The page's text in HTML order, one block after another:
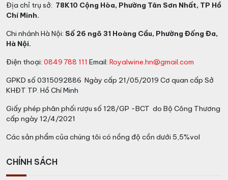
Địa chỉ trụ sở: 78K10 Cộng Hòa, Phường Tân Sơn Nhất, TP Hồ
Chí Minh.
Chi nhánh Hà Nội: Số 26 ngõ 31 Hoàng Cầu, Phường Đống Đa,
Hà Nội.
Điện thoại: 0849 788 111 Email: Royalwine.hn@gmail.com
GPKD số 0315092886 Ngày cấp 21/05/2019 Cơ quan cấp Sở
KHĐT TP. Hồ Chí Minh
Giấy phép phân phối rượu số 128/GP -BCT do Bộ Công Thương
cấp ngày 12/4/2021
Các sản phẩm của chúng tôi có nồng độ cồn dưới 5,5%vol
CHÍNH SÁCH